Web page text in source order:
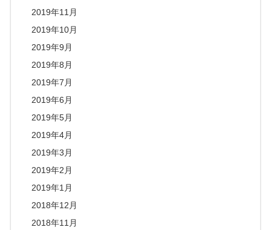
2019年11月
2019年10月
2019年9月
2019年8月
2019年7月
2019年6月
2019年5月
2019年4月
2019年3月
2019年2月
2019年1月
2018年12月
2018年11月